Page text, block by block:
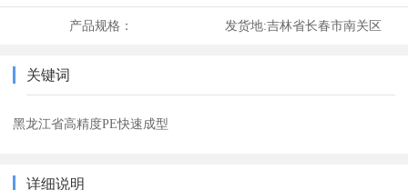
产品规格： 发货地:吉林省长春市南关区
关键词
黑龙江省高精度PE快速成型
详细说明